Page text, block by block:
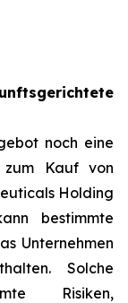
noch eine
Kauf von
Holding
bestimmte
Unternehmen
Solche
Risiken,